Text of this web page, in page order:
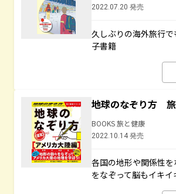
2022.07.20 発売
久しぶりの海外旅行
子書籍
地球のなぞり方
BOOKS 旅と健康
2022.10.14 発売
各国の地形や関係性
をなぞって脳もイキイ